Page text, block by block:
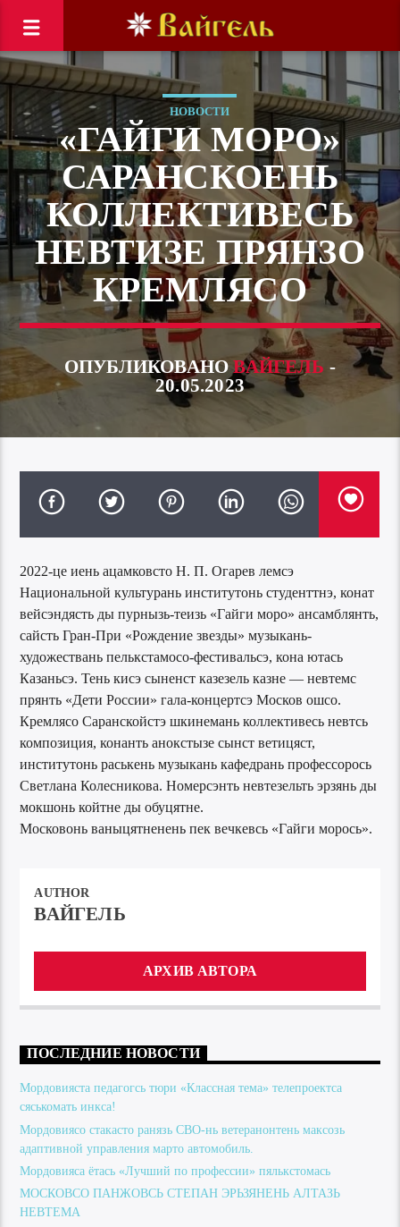
НОВОСТИ
«ГАЙГИ МОРО»
САРАНСКОЕНЬ
КОЛЛЕКТИВЕСЬ
НЕВТИЗЕ ПРЯНЗО
КРЕМЛЯСО
ОПУБЛИКОВАНОВАЙГЕЛЬ -
20.05.2023
2022-це иень ацамковсто Н. П. Огарев лемсэ
Национальной культурань институтонь студенттнэ, конат
вейсэндясть ды пурнызь-теизь «Гайги моро» ансамблянть,
сайсть Гран-При «Рождение звезды» музыкань-
художествань пелькстамосо-фестивальсэ, кона ютась
Казаньсэ. Тень кисэ сыненст казезель казне — невтемс
прянть «Дети России» гала-концертсэ Москов ошсо.
Кремлясо Саранскойстэ шкинемань коллективесь невтсь
композиция, конанть анокстызе сынст ветицяст,
институтонь раськень музыкань кафедрань профессорось
Светлана Колесникова. Номерсэнть невтезельть эрзянь ды
мокшонь койтне ды обуцятне.
Московонь ваныцятненень пек вечкевсь «Гайги морось».
AUTHOR
ВАЙГЕЛЬ
АРХИВ АВТОРА
ПОСЛЕДНИЕ НОВОСТИ
Мордовияста педагогсь тюри «Классная тема» телепроектса
сяськомать инкса!
Мордовиясо стакасто ранязь СВО-нь ветеранонтень максозь
адаптивной управления марто автомобиль.
Мордовияса ётась «Лучший по профессии» пялькстомась
МОСКОВСО ПАНЖОВСЬ СТЕПАН ЭРЬЗЯНЕНЬ АЛТАЗЬ
НЕВТЕМА